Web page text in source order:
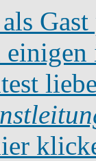
einigen